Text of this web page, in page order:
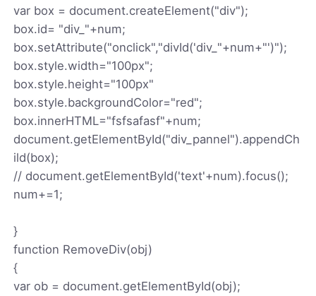
var box = document.createElement("div");
box.id= "div_"+num;
box.setAttribute("onclick","divId('div_"+num+"')");
box.style.width="100px";
box.style.height="100px"
box.style.backgroundColor="red";
box.innerHTML="fsfsafasf"+num;
document.getElementById("div_pannel").appendCh
ild(box);
// document.getElementById('text'+num).focus();
num+=1;
}
function RemoveDiv(obj)
{
var ob = document.getElementById(obj);